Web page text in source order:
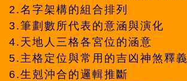
2.名字架構的組合排列
3.筆劃數所代表的意涵與演化
4.天地人三格各宮位的涵意
5.主格定位與常用的吉凶神煞釋義
6.生剋沖合的邏輯推斷